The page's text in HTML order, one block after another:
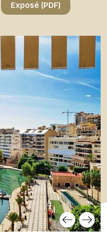
Exposé (PDF)